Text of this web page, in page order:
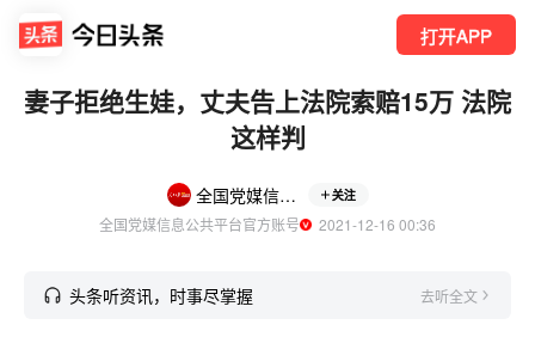
打开APP
妻子拒绝生娃，丈夫告上法院索赔15万 法院
这样判
全国党媒信息公共平台 关注
全国党媒信息公共平台官方账号
  2021-12-16 00:36
头条听资讯，时事尽掌握 去听全文